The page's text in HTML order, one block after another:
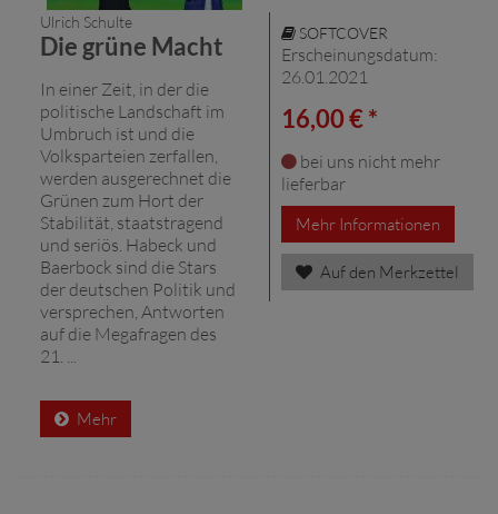
Ulrich Schulte
Die grüne Macht
In einer Zeit, in der die
politische Landschaft im
Umbruch ist und die
Volksparteien zerfallen,
werden ausgerechnet die
Grünen zum Hort der
Stabilität, staatstragend
und seriös. Habeck und
Baerbock sind die Stars
der deutschen Politik und
versprechen, Antworten
auf die Megafragen des
21. ...
Mehr
SOFTCOVER
Erscheinungsdatum:
26.01.2021
16,00 € *
bei uns nicht mehr
lieferbar
Mehr Informationen
Auf den Merkzettel